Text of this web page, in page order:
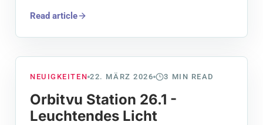
Read article
NEUIGKEITEN 22. MÄRZ 2026 3 MIN READ
Orbitvu Station 26.1 -
Leuchtendes Licht